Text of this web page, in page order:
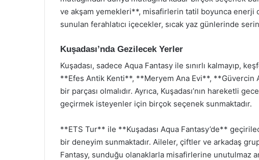
ve akşam yemekleri**, misafirlerin tatil boyunca enerji
sunulan ferahlatıcı içecekler, sıcak yaz günlerinde
Kuşadası’nda Gezilecek Yerler
Kuşadası, sadece Aqua Fantasy ile sınırlı kalmayıp,
**Efes Antik Kenti**, **Meryem Ana Evi**,
bir parçası olmalıdır. Ayrıca, Kuşadası’nın hareketli
geçirmek isteyenler için birçok seçenek sunmaktadır.
**ETS Tur** ile **Kuşadası Aqua Fantasy’de**
bir deneyim sunmaktadır. Aileler, çiftler ve arkadaş
Fantasy, sunduğu olanaklarla misafirlerine unutulmaz